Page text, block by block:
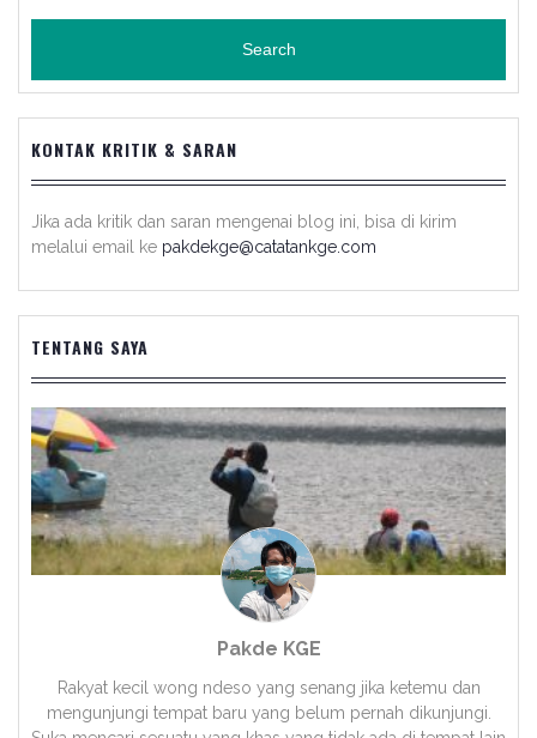
KONTAK KRITIK & SARAN
Jika ada kritik dan saran mengenai blog ini, bisa di kirim
melalui email ke pakdekge@catatankge.com
TENTANG SAYA
Pakde KGE
Rakyat kecil wong ndeso yang senang jika ketemu dan
mengunjungi tempat baru yang belum pernah dikunjungi.